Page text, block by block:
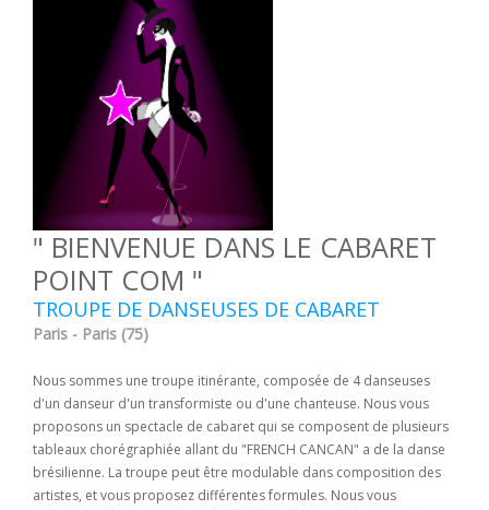
" BIENVENUE DANS LE CABARET
POINT COM "
TROUPE DE DANSEUSES DE CABARET
Paris - Paris (75)
Nous sommes une troupe itinérante, composée de 4 danseuses
d'un danseur d'un transformiste ou d'une chanteuse. Nous vous
proposons un spectacle de cabaret qui se composent de plusieurs
tableaux chorégraphiée allant du "FRENCH CANCAN" a de la danse
brésilienne. La troupe peut être modulable dans composition des
artistes, et vous proposez différentes formules. Nous vous